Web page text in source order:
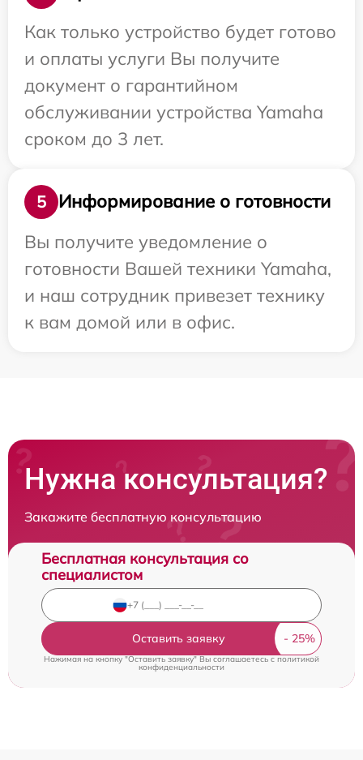
Как только устройство будет готово
и оплаты услуги Вы получите
документ о гарантийном
обслуживании устройства Yamaha
сроком до 3 лет.
5
Информирование о готовности
Вы получите уведомление о
готовности Вашей техники Yamaha,
и наш сотрудник привезет технику
к вам домой или в офис.
Нужна консультация?
Закажите бесплатную консультацию
Бесплатная консультация со
специалистом
Оставить заявку
Нажимая на кнопку "Оставить заявку" Вы соглашаетесь cполитикой
конфиденциальности